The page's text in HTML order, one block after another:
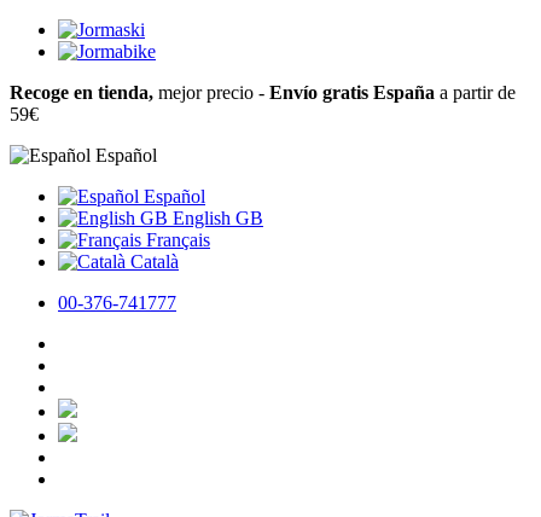
Recoge en tienda, mejor precio - Envío gratis España a partir de
59€
Español
Español
English GB
Français
Català
00-376-741777